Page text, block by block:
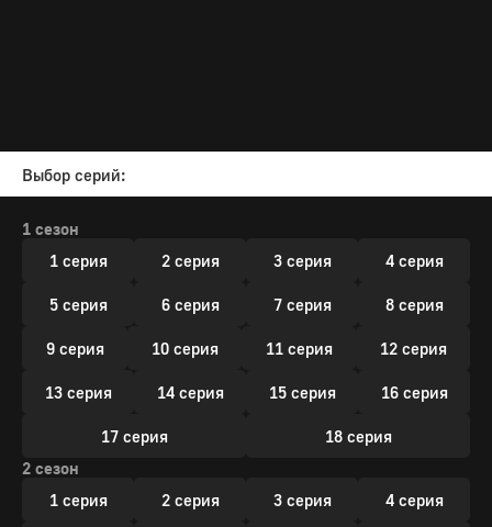
Выбор серий:
1 сезон
1 серия
2 серия 3 серия 4 серия
5 серия 6 серия 7 серия 8 серия
9 серия 10 серия 11 серия 12 серия
13 серия 14 серия 15 серия 16 серия
17 серия
18 серия
2 сезон
1 серия
2 серия 3 серия 4 серия